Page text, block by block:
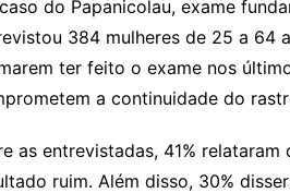
do Papanicolau, exame
384 mulheres de 25 a 64
ter feito o exame nos
a continuidade do
as entrevistadas, 41%
ruim. Além disso, 30%